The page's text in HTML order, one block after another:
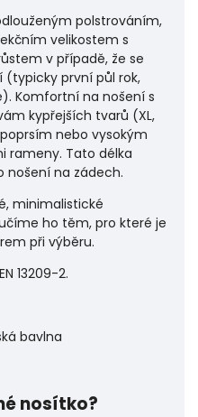
polstrováním,
velikostem s
v případě, že se
první půl rok,
Komfortní na nošení s
kypřejších tvarů (XL,
nebo vysokým
rameny. Tato délka
nošení na zádech.
minimalistické
ho těm, pro které je
při výběru.
13209-2.
bavlna
nosítko?